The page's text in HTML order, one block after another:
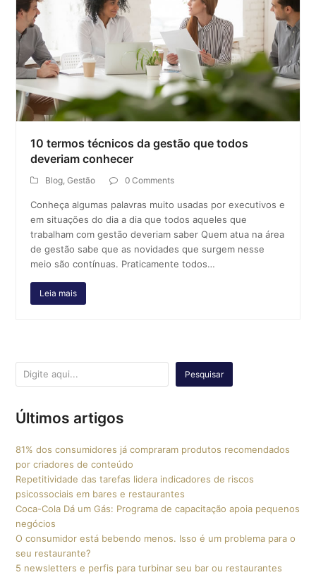
10 termos técnicos da gestão que todos
deveriam conhecer
Blog ,Gestão 0 Comments
Conheça algumas palavras muito usadas por executivos e
em situações do dia a dia que todos aqueles que
trabalham com gestão deveriam saber Quem atua na área
de gestão sabe que as novidades que surgem nesse
meio são contínuas. Praticamente todos…
Leia mais
Pesquisar
Últimos artigos
81% dos consumidores já compraram produtos recomendados
por criadores de conteúdo
Repetitividade das tarefas lidera indicadores de riscos
psicossociais em bares e restaurantes
Coca-Cola Dá um Gás: Programa de capacitação apoia pequenos
negócios
O consumidor está bebendo menos. Isso é um problema para o
seu restaurante?
5 newsletters e perfis para turbinar seu bar ou restaurantes